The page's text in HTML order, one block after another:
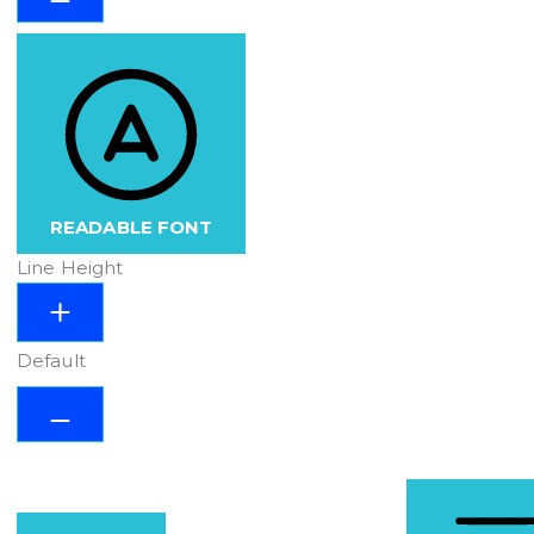
READABLE FONT
Line Height
Default